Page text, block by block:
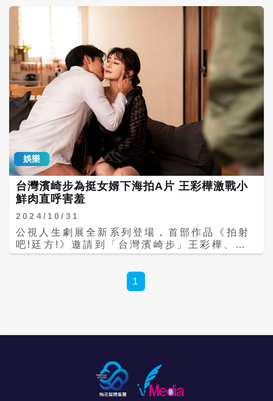
啊」，也遇過參加活動，開心秀出女兒照片，
卻被某藝人說孫女兒真可愛。「我就是盡量保
持心態年輕，拖延時間摧殘。」吳大維對女兒
撒嬌毫無招架能力，「女兒說爸爸100次，
iPAD就交出去了。」表示自己也打不過3C育
兒。 曾少宗飾演母胎單身男主角，可以得知別
人的念頭，劇中以氣球象徵念頭，他開拍前去
買各種氣球試吹，為了幫氣球打結練到手指破
皮，他笑說自己現在很能分辨那一種氣球可以
吹、那一種是打氣用。拍這部戲最困難的是要
想像處男是什麼感覺，後來發現自己挖坑，趕
緊說「我成年比較早。」《糟糕！我又吸走別
人的念頭了》將於本週日（11/17）晚間10時
於公視頻道首播，並於隔周日中午12時上架公
視+平台。
導演」林志儒、小童星黃宥凱演出。拍攝前黃
迪揚竟花近5000元夾娃娃「做功課」，拍攝時
也被「佛地魔」林志儒逼哭。而方宥心劇中飾
演黃迪揚孕妻，還在洗手間被提醒「小心走」
讓她哭笑不得。 《選物家》劇情描述黃迪揚飾
演的主角張允光，為了給妻小更好的生活，白
天開黑頭車為老闆奔波，晚上則經營夾娃娃機
賺取額外收入。故事靈感源自導演自身經歷和
對父親的懷念，也希望藉由影片呈現台灣常見
卻少被著眼的「夾娃娃機台主」職人生活，並
探討人們在追求物質和名利之外，是否忽略了
生命中真正重要的事物。 黃迪揚和方宥心認識
超過十年，方宥心在劇中飾演他懷孕的妻子，
向黃迪陽夫妻請教懷孕過程跟心理變化，黃迪
揚說，得知老婆懷孕時，他跪在地上熱擁坐在
馬桶上的老婆說恭禧，卻也一夜未眠，上網查
從產檢到坐月子至少要花30萬，讓當時月收入
流淚」。讓結婚一年多的方宥心一聽嚇傻，直
呼「演員工作不穩定，經濟壓力大，不敢
拍攝外景時，曾因假肚被打掃阿姨誤認為真的
孕婦，提醒她「地上有水，要小心走」，讓她
花超過5000元去夾娃娃，對夾娃娃機台主的專
置、遊戲規則和獎品，才能吸引顧客。 林志
儒導演則笑稱，以前自己玩夾娃娃機是「被
騙」的心態，但拍完戲後也才發現大有學問。
娛樂
台灣濱崎步為挺女婿下海拍A片 王彩樺激戰小
鮮肉直呼害羞
2024/10/31
公視人生劇展全新系列登場，首部作品《拍射
吧!廷方!》邀請到「台灣濱崎步」王彩樺、許
時豪、彭若萱，以及洪群鈞、喜劇團體「嚎哮
檔許時豪、彭若萱首度螢幕合體演夫妻，王彩
樺也突破尺度演出AV。 《拍射吧!廷方!》劇情
性勇敢追求自我慾望的一面，最後更點頭參與
女婿的A片演出。劇中導演好友兼製片「二
七」洪群鈞與黃建豪、蕭東意演出的地府陰
1